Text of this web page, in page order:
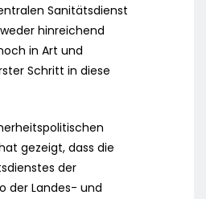
Sanitätsdienst
hinreichend
in Art und
Schritt in diese
gezeigt, dass die
der
der Landes- und